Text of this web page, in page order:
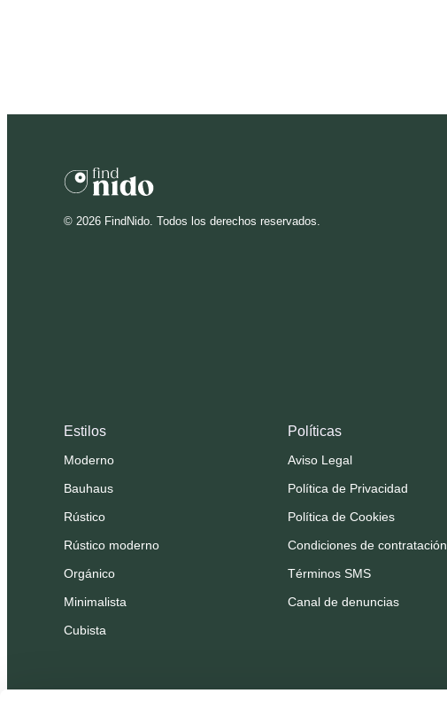
© 2026 FindNido. Todos los derechos reservados.
Estilos
Moderno
Bauhaus
Rústico
Rústico moderno
Orgánico
Minimalista
Cubista
Políticas
Aviso Legal
Política de Privacidad
Política de Cookies
Condiciones de contratación
Términos SMS
Canal de denuncias